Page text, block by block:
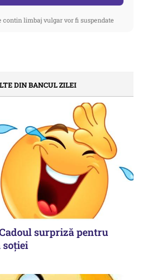
contin limbaj vulgar vor fi suspendate
DIN BANCUL ZILEI
surpriză pentru
soției